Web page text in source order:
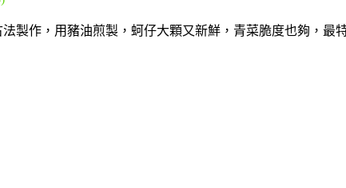
製作，用豬油煎製，蚵仔大顆又新鮮，青菜脆度也夠，